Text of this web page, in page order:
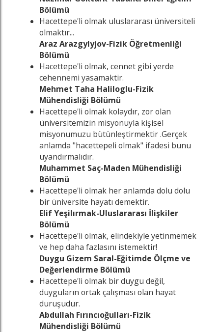
Bölümü
Hacettepe'li olmak uluslararası üniversiteli
olmaktır...
Araz Arazgylyjov-Fizik Öğretmenliği
Bölümü
Hacettepe'li olmak, cennet gibi yerde
cehennemi yasamaktir.
Mehmet Taha Haliloglu-Fizik
Mühendisliği Bölümü
Hacettepe'li olmak kolaydır, zor olan
üniversitemizin misyonuyla kişisel
misyonumuzu bütünleştirmektir .Gerçek
anlamda "hacettepeli olmak" ifadesi bunu
uyandırmalıdır.
Muhammet Saç-Maden Mühendisliği
Bölümü
Hacettepe'li olmak her anlamda dolu dolu
bir üniversite hayatı demektir.
Elif Yeşilırmak-Uluslararası İlişkiler
Bölümü
Hacettepe'li olmak, elindekiyle yetinmemek
ve hep daha fazlasını istemektir!
Duygu Gizem Saral-Eğitimde Ölçme ve
Değerlendirme Bölümü
Hacettepe'li olmak bir duygu değil,
duyguların ortak çalışması olan hayat
duruşudur.
Abdullah Fırıncıoğulları-Fizik
Mühendisliği Bölümü